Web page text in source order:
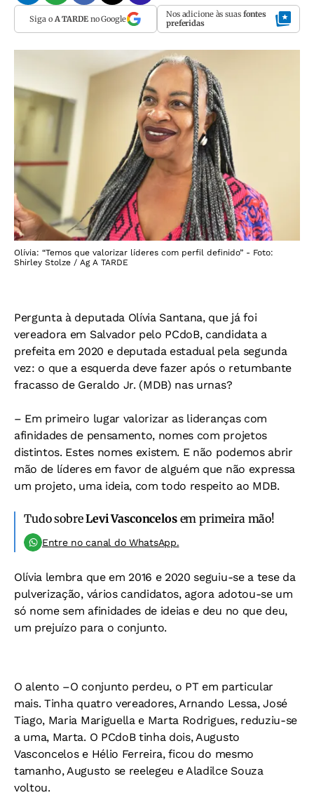
Siga o A TARDEno Google Nos adicione às suas fontes
preferidas
Olívia: “Temos que valorizar líderes com perfil definido” - Foto:
Shirley Stolze / Ag A TARDE
Pergunta à deputada Olívia Santana, que já foi
vereadora em Salvador pelo PCdoB, candidata a
prefeita em 2020 e deputada estadual pela segunda
vez: o que a esquerda deve fazer após o retumbante
fracasso de Geraldo Jr. (MDB) nas urnas?
– Em primeiro lugar valorizar as lideranças com
afinidades de pensamento, nomes com projetos
distintos. Estes nomes existem. E não podemos abrir
mão de líderes em favor de alguém que não expressa
um projeto, uma ideia, com todo respeito ao MDB.
Tudo sobreLevi Vasconcelosem primeira mão!
Entre no canal do WhatsApp.
Olívia lembra que em 2016 e 2020 seguiu-se a tese da
pulverização, vários candidatos, agora adotou-se um
só nome sem afinidades de ideias e deu no que deu,
um prejuízo para o conjunto.
O alento –O conjunto perdeu, o PT em particular
mais. Tinha quatro vereadores, Arnando Lessa, José
Tiago, Maria Mariguella e Marta Rodrigues, reduziu-se
a uma, Marta. O PCdoB tinha dois, Augusto
Vasconcelos e Hélio Ferreira, ficou do mesmo
tamanho, Augusto se reelegeu e Aladilce Souza
voltou.